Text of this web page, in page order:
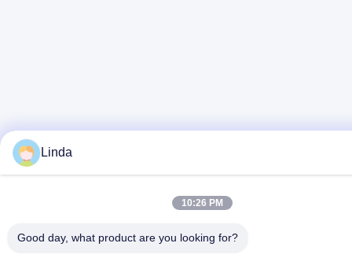
Linda
10:26 PM
Good day, what product are you looking for?